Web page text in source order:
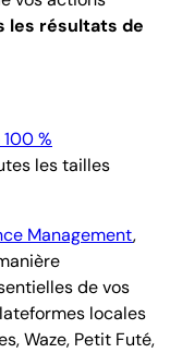
les résultats de
%
les tailles
Management,
de vos
locales
Waze, Petit Futé,